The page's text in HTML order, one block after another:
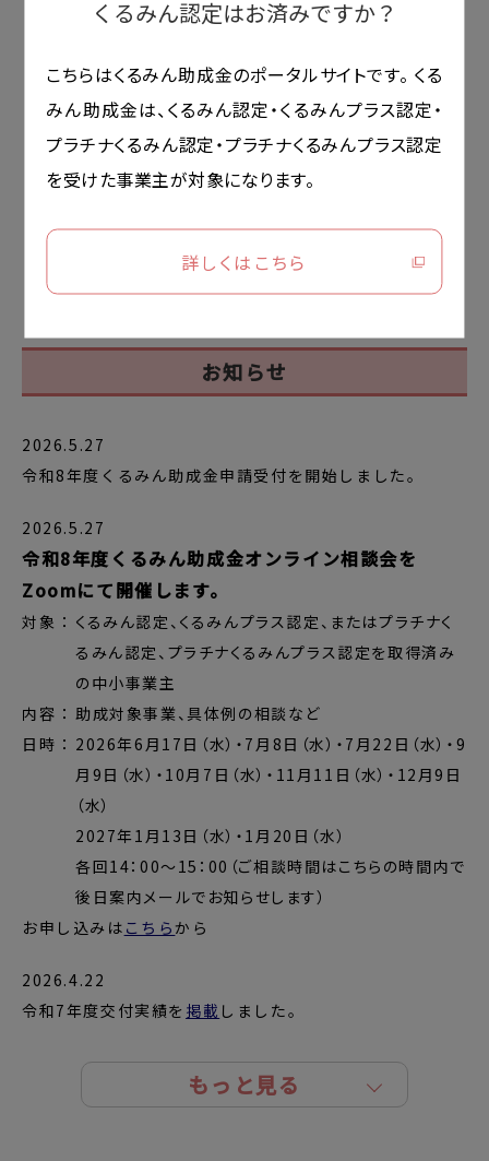
くるみん認定はお済みですか？
こちらはくるみん助成金のポータルサイトです。 くる
みん助成金は、くるみん認定・くるみんプラス認定・
プラチナくるみん認定・プラチナくるみんプラス認定
を受けた事業主が対象になります。
詳しくはこちら
※ご参加前に予めこちらの動画をご視聴ください。
※スライド資料はこちら
くるみん助成金
お知らせ
2026.5.27
令和8年度くるみん助成金申請受付を開始しました。
2026.5.27
令和8年度くるみん助成金オンライン相談会を
Zoomにて開催します。
対象 ： くるみん認定、くるみんプラス認定、またはプラチナく
るみん認定、プラチナくるみんプラス認定を取得済み
の中小事業主
内容 ： 助成対象事業、具体例の相談など
日時 ： 2026年6月17日（水）・7月8日（水）・7月22日（水）・9
月9日（水）・10月7日（水）・11月11日（水）・12月9日
（水）
2027年1月13日（水）・1月20日（水）
各回14：00～15：00（ご相談時間はこちらの時間内で
後日案内メールでお知らせします）
お申し込みは こちら から
2026.4.22
令和7年度交付実績を 掲載 しました。
令和8年2月13日（金）をもって令和7年度くるみん助成金
申請受付は終了しました。
もっと見る